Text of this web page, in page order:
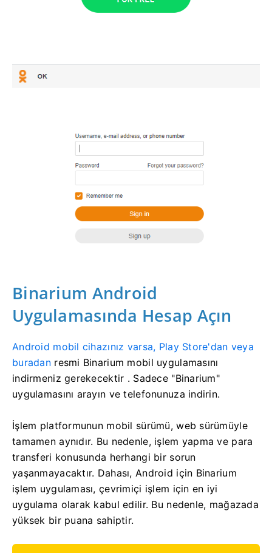
Binarium Android
Uygulamasında Hesap Açın
Android mobil cihazınız varsa, Play Store'dan veya
buradanresmi Binarium mobil uygulamasını
indirmeniz gerekecektir . Sadece "Binarium"
uygulamasını arayın ve telefonunuza indirin.
İşlem platformunun mobil sürümü, web sürümüyle
tamamen aynıdır. Bu nedenle, işlem yapma ve para
transferi konusunda herhangi bir sorun
yaşanmayacaktır. Dahası, Android için Binarium
işlem uygulaması, çevrimiçi işlem için en iyi
uygulama olarak kabul edilir. Bu nedenle, mağazada
yüksek bir puana sahiptir.